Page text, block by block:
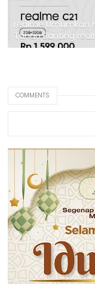
realme Umumkan
Tahan Banting
COMMENTS